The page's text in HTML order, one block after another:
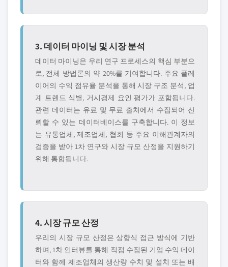
3. 데이터 마이닝 및 시장 분석
데이터 마이닝은 우리 연구 프로세스의 핵심 부분으
로, 전체 방법론의 약 20%를 기여합니다. 주요 플레
이어의 수익 점유율 분석을 통해 시장 구조 분석, 업
계 트렌드 식별, 거시경제 요인 평가가 포함됩니다.
관련 데이터는 유료 및 무료 출처에서 수집되어 신
뢰할 수 있는 데이터베이스를 구축합니다. 이 정보
는 유통업체, 제조업체, 협회 등 주요 이해관계자의
검증을 받아 1차 연구와 시장 규모 산정을 지원하기
위해 통합됩니다.
4. 시장 규모 산정
우리의 시장 규모 산정은 상향식 접근 방식에 기반
하며, 1차 인터뷰를 통해 직접 수집된 기업 수익 데이
터와 함께 제조업체의 생산량 수치 및 설치 또는 배